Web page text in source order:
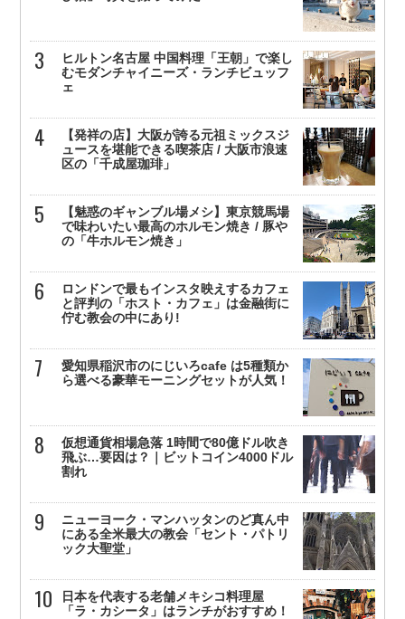
ヒルトン名古屋 中国料理「王朝」で楽し
むモダンチャイニーズ・ランチビュッフ
ェ
【発祥の店】大阪が誇る元祖ミックスジ
ュースを堪能できる喫茶店 / 大阪市浪速
区の「千成屋珈琲」
【魅惑のギャンブル場メシ】東京競馬場
で味わいたい最高のホルモン焼き / 豚や
の「牛ホルモン焼き」
ロンドンで最もインスタ映えするカフェ
と評判の「ホスト・カフェ」は金融街に
佇む教会の中にあり!
愛知県稲沢市のにじいろcafe は5種類か
ら選べる豪華モーニングセットが人気！
仮想通貨相場急落 1時間で80億ドル吹き
飛ぶ…要因は？｜ビットコイン4000ドル
割れ
ニューヨーク・マンハッタンのど真ん中
にある全米最大の教会「セント・パトリ
ック大聖堂」
日本を代表する老舗メキシコ料理屋
「ラ・カシータ」はランチがおすすめ！